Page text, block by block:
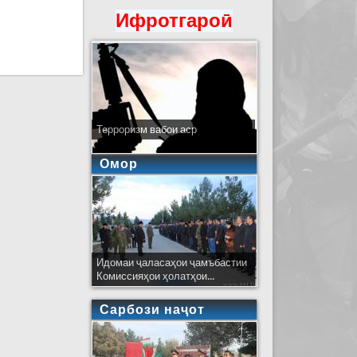
Ифротгароӣ
Терроризм вабои аср
Омор
Идомаи ҷаласаҳои ҷамъбастии
Комиссияҳои ҳолатҳои...
Сарбози наҷот